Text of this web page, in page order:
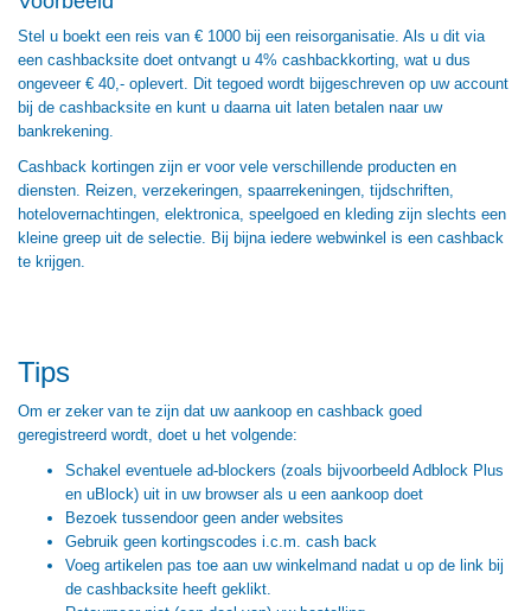
Stel u boekt een reis van € 1000 bij een reisorganisatie. Als u dit via
een cashbacksite doet ontvangt u 4% cashbackkorting, wat u dus
ongeveer € 40,- oplevert. Dit tegoed wordt bijgeschreven op uw account
bij de cashbacksite en kunt u daarna uit laten betalen naar uw
bankrekening.
Cashback kortingen zijn er voor vele verschillende producten en
diensten. Reizen, verzekeringen, spaarrekeningen, tijdschriften,
hotelovernachtingen, elektronica, speelgoed en kleding zijn slechts een
kleine greep uit de selectie. Bij bijna iedere webwinkel is een cashback
te krijgen.
Tips
Om er zeker van te zijn dat uw aankoop en cashback goed
geregistreerd wordt, doet u het volgende:
Schakel eventuele ad-blockers (zoals bijvoorbeeld Adblock Plus
en uBlock) uit in uw browser als u een aankoop doet
Bezoek tussendoor geen ander websites
Gebruik geen kortingscodes i.c.m. cash back
Voeg artikelen pas toe aan uw winkelmand nadat u op de link bij
de cashbacksite heeft geklikt.